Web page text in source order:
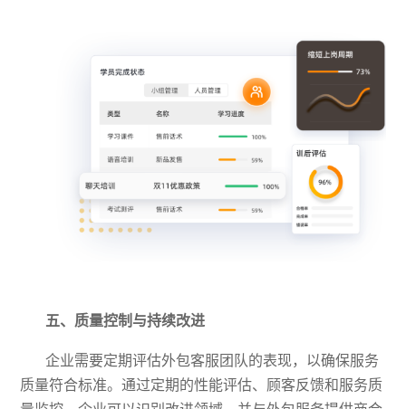
五、质量控制与持续改进
企业需要定期评估外包客服团队的表现，以确保服务
质量符合标准。通过定期的性能评估、顾客反馈和服务质